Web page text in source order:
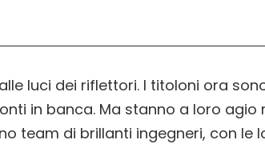
luci dei riflettori. I titoloni ora
in banca. Ma stanno a loro agio
team di brillanti ingegneri, con le